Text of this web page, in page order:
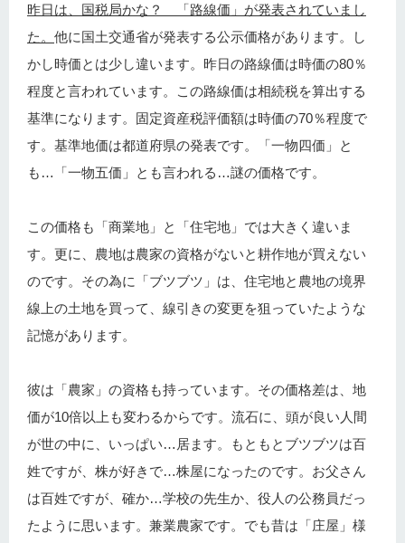
昨日は、国税局かな？ 「路線価」が発表されていまし
た。 他に国土交通省が発表する公示価格があります。し
かし時価とは少し違います。昨日の路線価は時価の80％
程度と言われています。この路線価は相続税を算出する
基準になります。固定資産税評価額は時価の70％程度で
す。基準地価は都道府県の発表です。「一物四価」と
も…「一物五価」とも言われる…謎の価格です。
この価格も「商業地」と「住宅地」では大きく違いま
す。更に、農地は農家の資格がないと耕作地が買えない
のです。その為に「ブツブツ」は、住宅地と農地の境界
線上の土地を買って、線引きの変更を狙っていたような
記憶があります。
彼は「農家」の資格も持っています。その価格差は、地
価が10倍以上も変わるからです。流石に、頭が良い人間
が世の中に、いっぱい…居ます。もともとブツブツは百
姓ですが、株が好きで…株屋になったのです。お父さん
は百姓ですが、確か…学校の先生か、役人の公務員だっ
たように思います。兼業農家です。でも昔は「庄屋」様